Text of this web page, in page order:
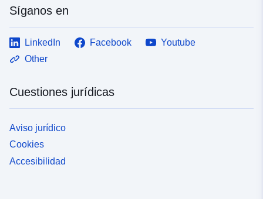
Síganos en
LinkedIn Facebook
Youtube
Other
Cuestiones jurídicas
Aviso jurídico
Cookies
Accesibilidad